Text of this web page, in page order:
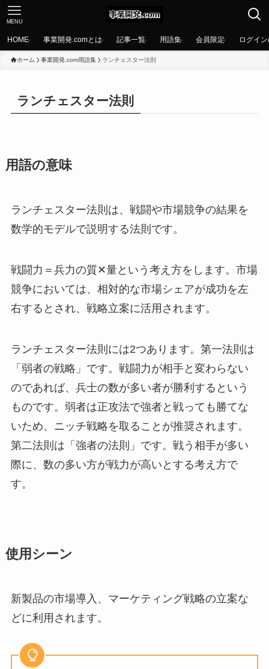
MENU
HOME 事業開発.comとは 記事一覧 用語集 会員限定 ログイ
ホーム 事業開発.com用語集 ランチェスター法則
ランチェスター法則
用語の意味
ランチェスター法則は、戦闘や市場競争の結果を
数学的モデルで説明する法則です。
戦闘力＝兵力の質✕量という考え方をします。市場
競争においては、相対的な市場シェアが成功を左
右するとされ、戦略立案に活用されます。
ランチェスター法則には2つあります。第一法則は
「弱者の戦略」です。戦闘力が相手と変わらない
のであれば、兵士の数が多い者が勝利するという
ものです。弱者は正攻法で強者と戦っても勝てな
いため、ニッチ戦略を取ることが推奨されます。
第二法則は「強者の法則」です。戦う相手が多い
際に、数の多い方が戦力が高いとする考え方で
す。
使用シーン
新製品の市場導入、マーケティング戦略の立案な
どに利用されます。